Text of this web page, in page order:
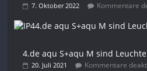
7. Oktober 2022 Kommentare
4.de aqu S+aqu M sind
20. Juli 2021 Kommentare